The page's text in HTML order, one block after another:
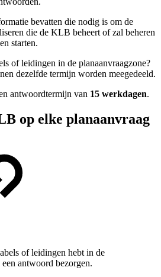
bevatten die nodig is om de
die de KLB beheert of zal beheren
starten.
of leidingen in de planaanvraagzone?
dezelfde termijn worden meegedeeld.
antwoordtermijn van 15 werkdagen.
op elke planaanvraag
of leidingen hebt in de
antwoord bezorgen.